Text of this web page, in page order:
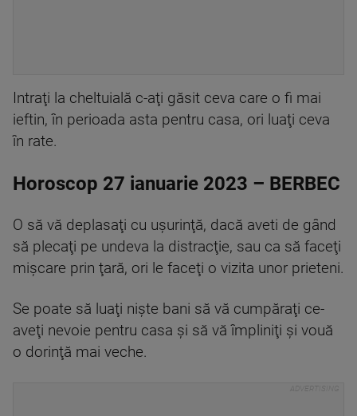
Intraţi la cheltuială c-aţi găsit ceva care o fi mai
ieftin, în perioada asta pentru casa, ori luaţi ceva
în rate.
Horoscop 27 ianuarie 2023 – BERBEC
O să vă deplasaţi cu uşurinţă, dacă aveti de gând
să plecaţi pe undeva la distracţie, sau ca să faceţi
mişcare prin ţară, ori le faceţi o vizita unor prieteni.
Se poate să luaţi nişte bani să vă cumpăraţi ce-
aveţi nevoie pentru casa şi să vă împliniţi şi vouă
o dorinţă mai veche.